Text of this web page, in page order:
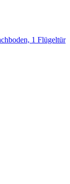
1 Flügeltür